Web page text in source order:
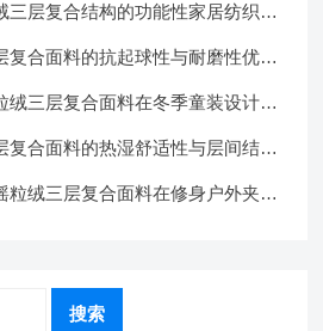
三层复合结构的功能性家居纺织品
复合面料的抗起球性与耐磨性优化
绒三层复合面料在冬季童装设计中
复合面料的热湿舒适性与层间结合
粒绒三层复合面料在修身户外夹克
搜索